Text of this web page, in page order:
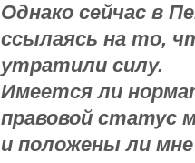
Однако сейчас в
ссылаясь на то,
утратили силу.
Имеется ли
правовой статус
и положены ли